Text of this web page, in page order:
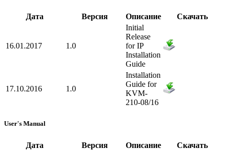
Дата Версия Описание Скачать
16.01.2017 1.0
Initial
Release
for IP
Installation
Guide
17.10.2016 1.0
Installation
Guide for
KVM-
210-08/16
User's Manual
Дата Версия Описание
Скачать